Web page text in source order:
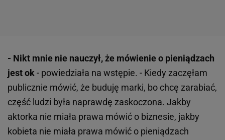
- Nikt mnie nie nauczył, że mówienie o pieniądzach
jest ok- powiedziała na wstępie. - Kiedy zaczęłam
publicznie mówić, że buduję marki, bo chcę zarabiać,
część ludzi była naprawdę zaskoczona. Jakby
aktorka nie miała prawa mówić o biznesie, jakby
kobieta nie miała prawa mówić o pieniądzach